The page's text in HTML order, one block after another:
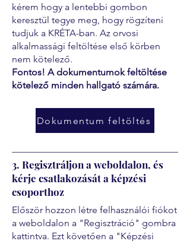
kérem hogy a lentebbi gombon
keresztül tegye meg, hogy rögzíteni
tudjuk a KRÉTA-ban. Az orvosi
alkalmassági feltöltése első körben
nem kötelező.
Fontos! A dokumentumok feltöltése
kötelező minden hallgató számára.
Dokumentum feltöltés
3. Regisztráljon a weboldalon, és
kérje csatlakozását a képzési
csoporthoz
Először hozzon létre felhasználói fiókot
a weboldalon a "Regisztráció" gombra
kattintva. Ezt követően a "Képzési